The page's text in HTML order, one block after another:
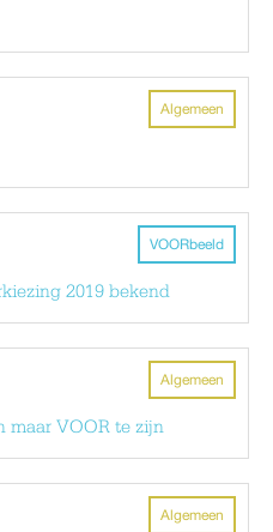
Algemeen
VOORbeeld
2019 bekend
Algemeen
maar VOOR te zijn
Algemeen